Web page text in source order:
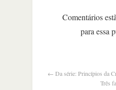
Comentários
para essa
← Da série: Princípios da
Três